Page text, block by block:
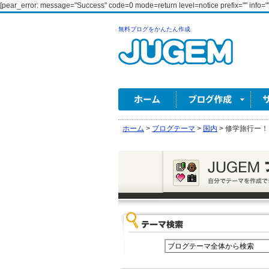
[pear_error: message="Success" code=0 mode=return level=notice prefix=""
無料ブログをかんたん作成
ホーム > ブログテーマ > 国内 > 修学旅行ー！